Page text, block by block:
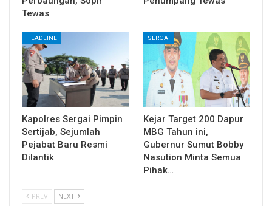
Tewas
HEADLINE
Kapolres Sergai Pimpin
Sertijab, Sejumlah
Pejabat Baru Resmi
Dilantik
SERGAI
Kejar Target 200 Dapur
MBG Tahun ini,
Gubernur Sumut Bobby
Nasution Minta Semua
Pihak…
PREV NEXT